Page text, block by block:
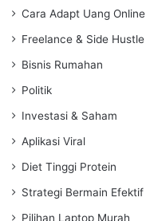
Cara Adapt Uang Online
Freelance & Side Hustle
Bisnis Rumahan
Politik
Investasi & Saham
Aplikasi Viral
Diet Tinggi Protein
Strategi Bermain Efektif
Pilihan Laptop Murah